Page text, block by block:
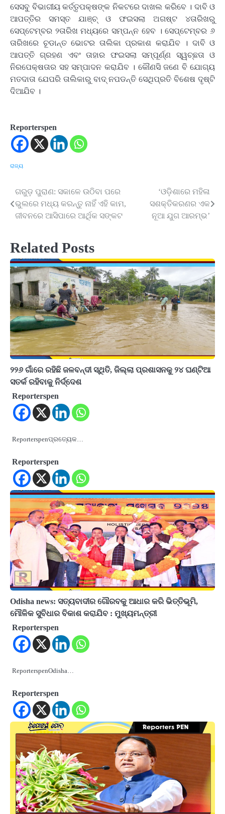
ସେସବୁ ବିଭାଗୀୟ କର୍ତ୍ତୃପକ୍ଷଙ୍କ ନିକଟରେ ଦାଖଲ କରିବେ । ଦାବି ଓ
ଆପତ୍ତିର ସମସ୍ତ ଯାଞ୍ଚ୍ ଓ ଫଇସଲା ଅଗଷ୍ଟ ୪ତାରିଖରୁ
ସେପ୍ଟେମ୍ବର ୨ତାରିଖ ମଧ୍ୟରେ ସମ୍ପନ୍ନ ହେବ । ସେପ୍ଟେମ୍ବର ୬
ତାରିଖରେ ଚୂଡାନ୍ତ ଭୋଟର ତାଲିକା ପ୍ରକାଶ କରାଯିବ । ଦାବି ଓ
ଆପତ୍ତି ଗ୍ରହଣ ଏବଂ ତାହାର ଫଇସଲା ସମ୍ପୂର୍ଣ୍ଣ ସ୍ୱଚ୍‌ଛତା ଓ
ନିରପେକ୍ଷତାର ସହ ସମ୍ପାଦନ କରାଯିବ । କୌଣସି ଜଣେ ବି ଯୋଗ୍ୟ
ମତଦାତା ଯେପରି ତାଲିକାରୁ ବାଦ୍ ନପଡନ୍ତି ସେଥିପ୍ରତି ବିଶେଷ ଦୃଷ୍ଟି
ଦିଆଯିବ ।
Reporterspen
ରାଜ୍ୟ
Post
navigation
ଗରୁଡ଼ ପୁରାଣ: ସକାଳେ ଉଠିବା ପରେ
ଭୁଲରେ ମଧ୍ୟ କରନ୍ତୁ ନାହିଁ ଏହି କାମ,
ଜୀବନରେ ଆସିପାରେ ଆର୍ଥିକ ସଙ୍କଟ
‘ଓଡ଼ିଶାରେ ମହିଳା
ସଶକ୍ତିକରଣର ଏକ
ନୂଆ ଯୁଗ ଆରମ୍ଭ’
Related Posts
୨୨୬ ଗାଁରେ ରହିଛି ଜଳବନ୍ଦୀ ସ୍ଥିତି, ଜିଲ୍ଲା ପ୍ରଶାସନକୁ ୨୪ ଘଣ୍ଟିଆ
ସତର୍କ ରହିବାକୁ ନିର୍ଦ୍ଦେଶ
Reporterspen
Reporterspenପ୍ରତ୍ୟେକ…
Reporterspen
Odisha news: ସତ୍ୟବାଦୀର ଗୌରବକୁ ଆଧାର କରି ଭିତ୍ତିଭୂମି,
ମୌଳିକ ସୁବିଧାର ବିକାଶ କରାଯିବ : ମୁଖ୍ୟମନ୍ତ୍ରୀ
Reporterspen
ReporterspenOdisha…
Reporterspen